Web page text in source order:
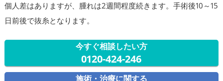
個人差はありますが、腫れは2週間程度続きます。手術後10～15
日前後で抜糸となります。
今すぐ相談したい方
0120-424-246
施術・治療に関する